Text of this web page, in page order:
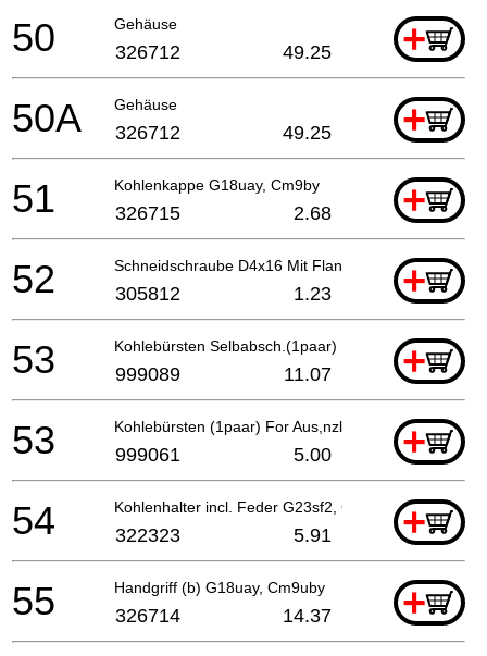
Gehäuse +
50 326712 49.25
Gehäuse +
50A 326712 49.25
Kohlenkappe G18uay, Cm9by +
51 326715 2.68
Schneidschraube D4x16 Mit Flansch (schwarz), Cm9b
+
52 305812 1.23
Kohlebürsten Selbabsch.(1paar) +
53 999089 11.07
Kohlebürsten (1paar) For Aus,nzl,gbr,nor,swe,den,
+
53 999061 5.00
Kohlenhalter incl. Feder G23sf2, Cm9by +
54 322323 5.91
Handgriff (b) G18uay, Cm9uby +
55 326714 14.37